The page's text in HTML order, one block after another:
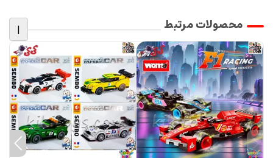
محصولات مرتبط |